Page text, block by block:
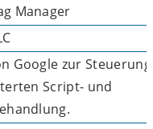
Manager
Google zur Steuerung
Script- und